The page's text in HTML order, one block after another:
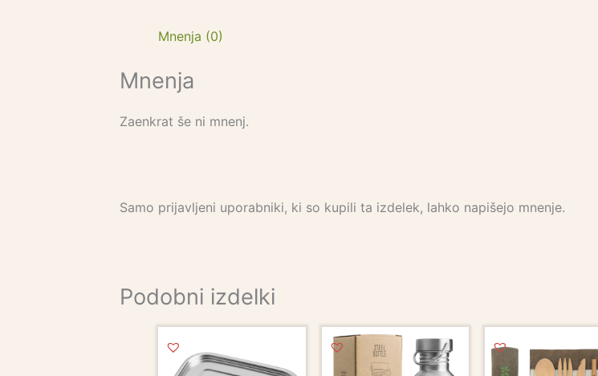
Mnenja (0)
Mnenja
Zaenkrat še ni mnenj.
Samo prijavljeni uporabniki, ki so kupili ta izdelek, lahko napišejo mnenje.
Podobni izdelki